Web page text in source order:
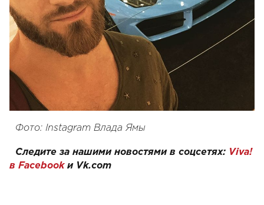
Фото: Instagram Влада Ямы
Следите за нашими новостями в соцсетях: Viva!
в Facebookи Vk.com